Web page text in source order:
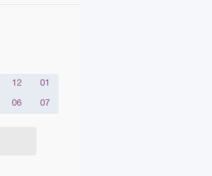
12 01
06 07